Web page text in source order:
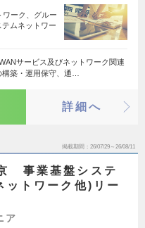
ーク、グルー
ムネットワー
サービス及びネットワーク関連
築・運用保守、通…
詳細へ
掲載期間 26/07/29～26/08/11
事業基盤システ
ットワーク他)リー
ア